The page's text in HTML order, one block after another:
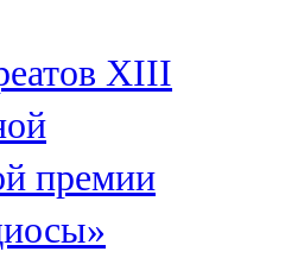
XIII
премии